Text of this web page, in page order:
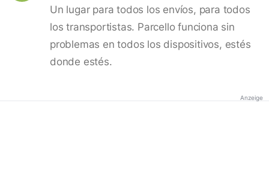
Un lugar para todos los envíos, para todos
los transportistas. Parcello funciona sin
problemas en todos los dispositivos, estés
donde estés.
Anzeige